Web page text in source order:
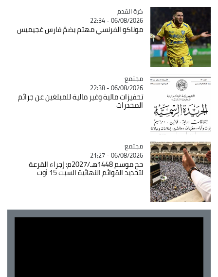
Catégorie
كرة القدم
06/08/2026 - 22:34
موناكو الفرنسي مهتم بضمّ فارس غجيميس
Catégorie
مجتمع
06/08/2026 - 22:38
تحفيزات مالية وغير مالية للمبلغين عن جرائم
المخدرات
Catégorie
مجتمع
06/08/2026 - 21:27
حج موسم 1448هـ/2027م: إجراء القرعة
لتحديد القوائم النهائية السبت 15 أوت